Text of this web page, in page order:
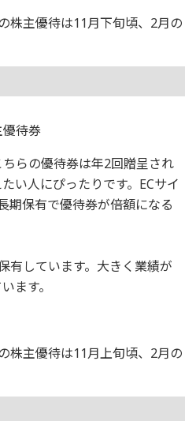
株主優待は11月下旬頃、2月の
待券
らの優待券は年2回贈呈され
い人にぴったりです。ECサイ
期保有で優待券が倍額になる
有しています。大きく業績が
ます。
株主優待は11月上旬頃、2月の